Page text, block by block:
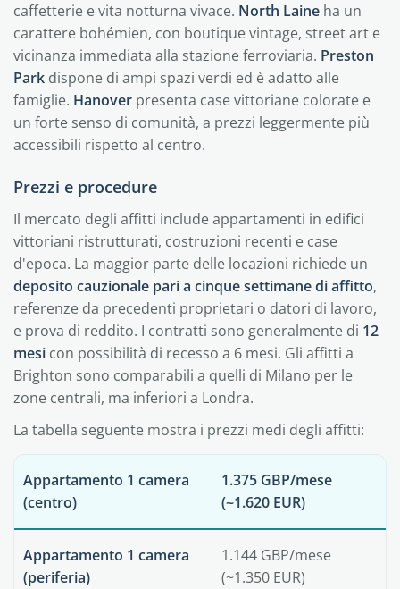
caffetterie e vita notturna vivace. North Laine ha un
carattere bohémien, con boutique vintage, street art e
vicinanza immediata alla stazione ferroviaria. Preston
Park dispone di ampi spazi verdi ed è adatto alle
famiglie. Hanover presenta case vittoriane colorate e
un forte senso di comunità, a prezzi leggermente più
accessibili rispetto al centro.
Prezzi e procedure
Il mercato degli affitti include appartamenti in edifici
vittoriani ristrutturati, costruzioni recenti e case
d'epoca. La maggior parte delle locazioni richiede un
deposito cauzionale pari a cinque settimane di affitto,
referenze da precedenti proprietari o datori di lavoro,
e prova di reddito. I contratti sono generalmente di 12
mesi con possibilità di recesso a 6 mesi. Gli affitti a
Brighton sono comparabili a quelli di Milano per le
zone centrali, ma inferiori a Londra.
La tabella seguente mostra i prezzi medi degli affitti:
Appartamento 1 camera
(centro)
1.375 GBP/mese
(~1.620 EUR)
Appartamento 1 camera
(periferia)
1.144 GBP/mese
(~1.350 EUR)